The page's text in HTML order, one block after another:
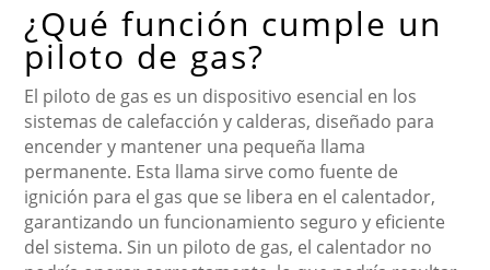
¿Qué función cumple un
piloto de gas?
El piloto de gas es un dispositivo esencial en los
sistemas de calefacción y calderas, diseñado para
encender y mantener una pequeña llama
permanente. Esta llama sirve como fuente de
ignición para el gas que se libera en el calentador,
garantizando un funcionamiento seguro y eficiente
del sistema. Sin un piloto de gas, el calentador no